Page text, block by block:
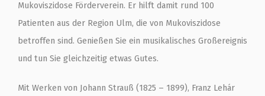
Mukoviszidose Förderverein. Er hilft damit rund 100
Patienten aus der Region Ulm, die von Mukoviszidose
betroffen sind. Genießen Sie ein musikalisches Großereignis
und tun Sie gleichzeitig etwas Gutes.
Mit Werken von Johann Strauß (1825 – 1899), Franz Lehár